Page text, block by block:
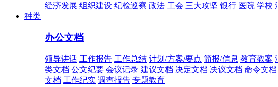
经济发展 组织建设 纪检巡察 政法 工会 三大攻坚 银行 医院 学校
种类
办公文档
领导讲话 工作报告 工作总结 计划/方案/要点 简报/信息 教育教案
类文档 公文纪要 会议记录 建议文档 决定文档 决议文档 命令文档
文档 工作纪实 调查报告 专题教育